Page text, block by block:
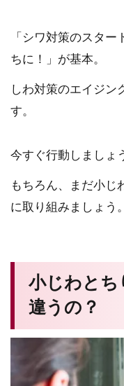
「シワ対策のスター
ちに！」が基本。
しわ対策のエイジン
す。
今すぐ行動しましょ
もちろん、まだ小じ
に取り組みましょう。
小じわとち
違うの？